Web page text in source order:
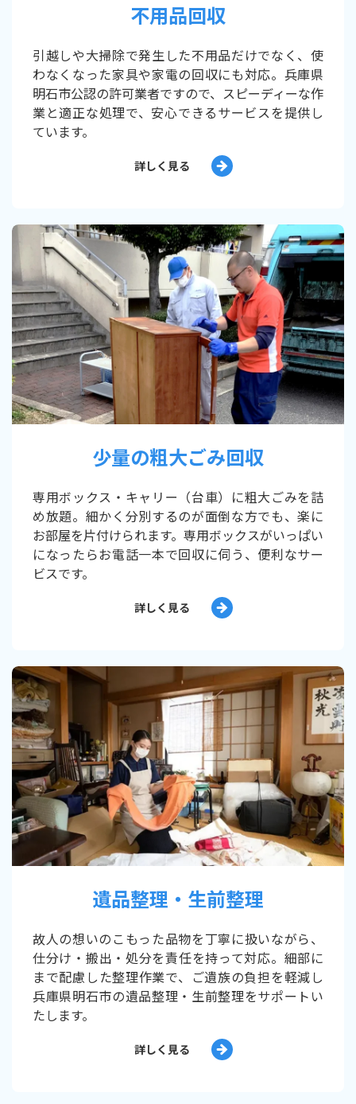
不用品回収
引越しや大掃除で発生した不用品だけでなく、使
わなくなった家具や家電の回収にも対応。兵庫県
明石市公認の許可業者ですので、スピーディーな作
業と適正な処理で、安心できるサービスを提供し
ています。
詳しく見る
少量の粗大ごみ回収
専用ボックス・キャリー（台車）に粗大ごみを詰
め放題。細かく分別するのが面倒な方でも、楽に
お部屋を片付けられます。専用ボックスがいっぱい
になったらお電話一本で回収に伺う、便利なサー
ビスです。
詳しく見る
遺品整理・生前整理
故人の想いのこもった品物を丁寧に扱いながら、
仕分け・搬出・処分を責任を持って対応。細部に
まで配慮した整理作業で、ご遺族の負担を軽減し
兵庫県明石市の遺品整理・生前整理をサポートい
たします。
詳しく見る